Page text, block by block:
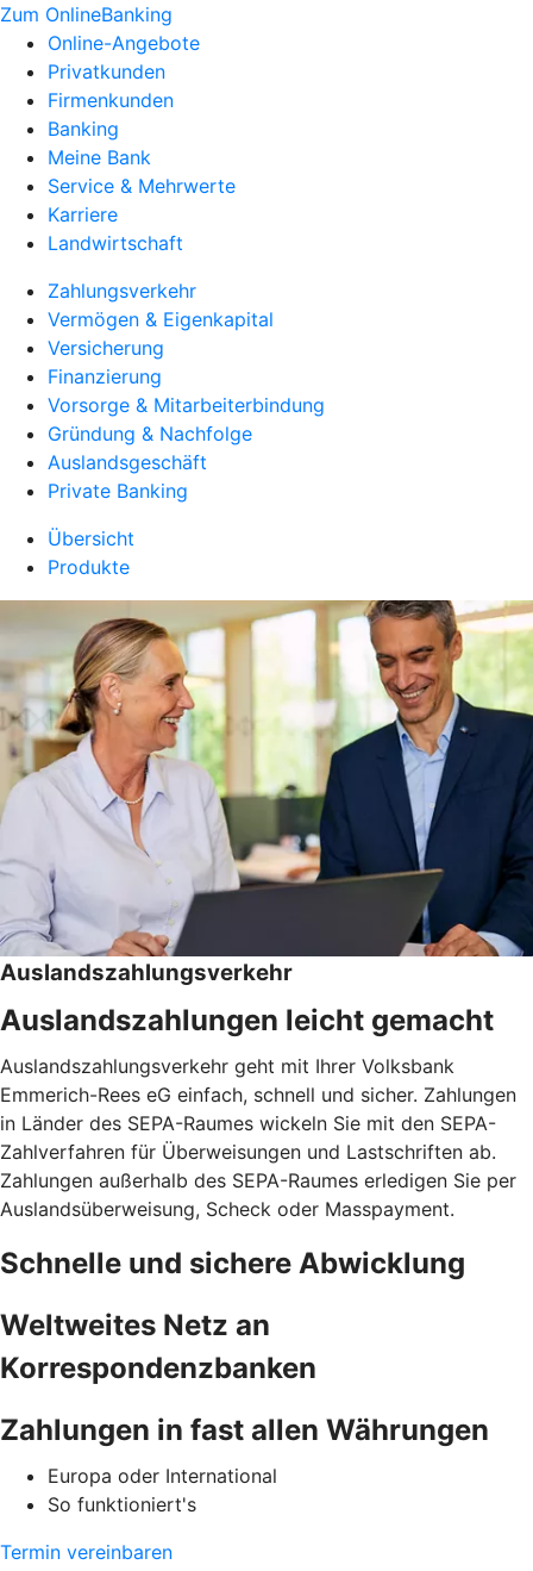
Zum OnlineBanking
Online-Angebote
Privatkunden
Firmenkunden
Banking
Meine Bank
Service & Mehrwerte
Karriere
Landwirtschaft
Zahlungsverkehr
Vermögen & Eigenkapital
Versicherung
Finanzierung
Vorsorge & Mitarbeiterbindung
Gründung & Nachfolge
Auslandsgeschäft
Private Banking
Übersicht
Produkte
Auslandszahlungsverkehr
Auslandszahlungen leicht gemacht
Auslandszahlungsverkehr geht mit Ihrer Volksbank
Emmerich-Rees eG einfach, schnell und sicher. Zahlungen
in Länder des SEPA-Raumes wickeln Sie mit den SEPA-
Zahlverfahren für Überweisungen und Lastschriften ab.
Zahlungen außerhalb des SEPA-Raumes erledigen Sie per
Auslandsüberweisung, Scheck oder Masspayment.
Schnelle und sichere Abwicklung
Weltweites Netz an
Korrespondenzbanken
Zahlungen in fast allen Währungen
Europa oder International
So funktioniert's
Termin vereinbaren